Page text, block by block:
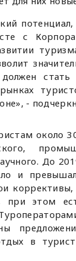
с
-
около
До
и
при этом
в